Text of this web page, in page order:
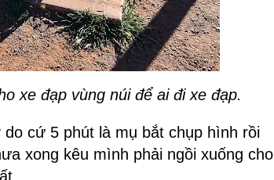
xe đạp vùng núi để ai đi xe đạp.
cứ 5 phút là mụ bắt chụp hình rồi
xong kêu mình phải ngồi xuống cho